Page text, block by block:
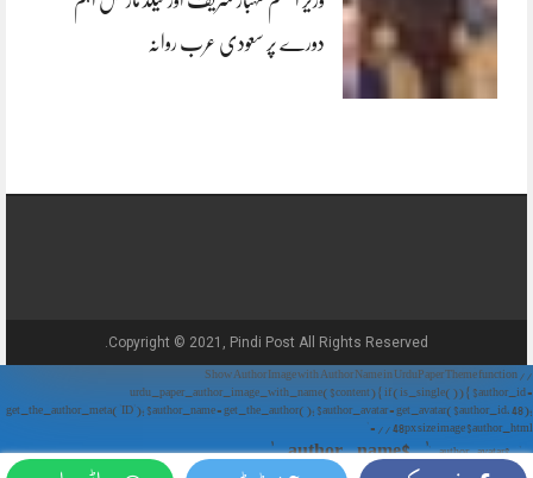
دورے پر سعودی عرب روانہ
Copyright © 2021, Pindi Post All Rights Reserved.
// Show Author Image with Author Name in UrduPaper Theme function
urdu_paper_author_image_with_name($content) { if (is_single()) { $author_id =
get_the_author_meta('ID'); $author_name = get_the_author(); $author_avatar = get_avatar($author_id, 48);
// 48px size image $author_html = '
' . $author_avatar . '
' . $author_name . '